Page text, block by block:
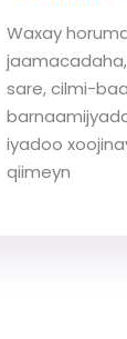
Waxay
sare, cilmi-
iyadoo
qiimeyn